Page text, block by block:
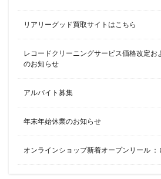
リアリーグッド買取サイトはこちら
レコードクリーニングサービス価格改定お
のお知らせ
アルバイト募集
年末年始休業のお知らせ
オンラインショップ新着オープンリール ：